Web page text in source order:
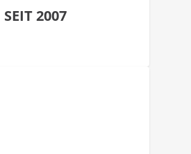
SEIT 2007